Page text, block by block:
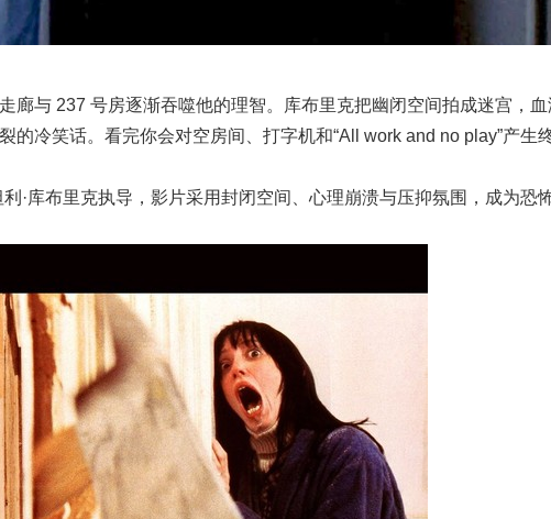
廊与 237 号房逐渐吞噬他的理智。库布里克把幽闭空间拍成迷宫，血
的冷笑话。看完你会对空房间、打字机和“All work and no play”产生
·库布里克执导，影片采用封闭空间、心理崩溃与压抑氛围，成为恐